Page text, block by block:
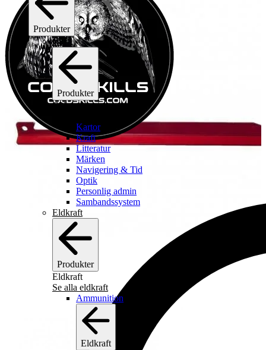
Produkter
C2I
Produkter
C2I
Kartor
Kraft
Litteratur
Märken
Navigering & Tid
Optik
Personlig admin
Sambandssystem
Eldkraft
Produkter
Eldkraft
Se alla eldkraft
Ammunition
Eldkraft